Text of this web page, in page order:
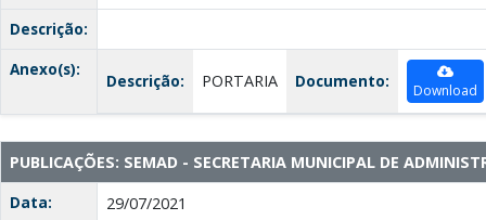
Descrição:
Anexo(s):
Descrição: PORTARIA Documento: Download
PUBLICAÇÕES: SEMAD - SECRETARIA MUNICIPAL DE
Data:
29/07/2021